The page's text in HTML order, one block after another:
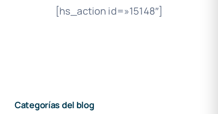
[hs_action id=»15148″]
Categorías del blog